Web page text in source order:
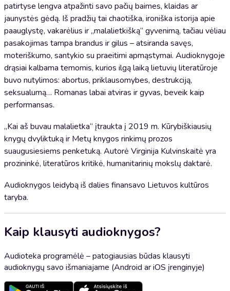
patirtyse lengva atpažinti savo pačių baimes, klaidas ar
jaunystės gėdą. Iš pradžių tai chaotiška, ironiška istorija apie
paauglystę, vakarėlius ir „malalietkišką“ gyvenimą, tačiau vėliau
pasakojimas tampa brandus ir gilus – atsiranda savęs,
moteriškumo, santykio su praeitimi apmąstymai. Audioknygoje
drąsiai kalbama temomis, kurios ilgą laiką lietuvių literatūroje
buvo nutylimos: abortus, priklausomybes, destrukciją,
seksualumą… Romanas labai atviras ir gyvas, beveik kaip
performansas.
„Kai aš buvau malalietka“ įtraukta į 2019 m. Kūrybiškiausių
knygų dvyliktuką ir Metų knygos rinkimų prozos
suaugusiesiems penketuką. Autorė Virginija Kulvinskaitė yra
prozininkė, literatūros kritikė, humanitarinių mokslų daktarė.
Audioknygos leidybą iš dalies finansavo Lietuvos kultūros
taryba.
Kaip klausyti audioknygos?
Audioteka programėlė – patogiausias būdas klausyti
audioknygų savo išmaniajame (Android ar iOS įrenginyje)